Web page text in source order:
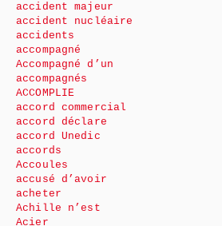
accident majeur
accident nucléaire
accidents
accompagné
Accompagné d’un
accompagnés
ACCOMPLIE
accord commercial
accord déclare
accord Unedic
accords
Accoules
accusé d’avoir
acheter
Achille n’est
Acier